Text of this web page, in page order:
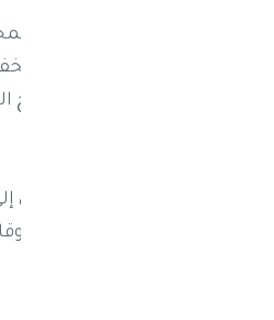
بشؤون الطقس تركي
بالتزامن مع تكاثر السحب
عمران وصنعاء، ما أتاح
هذه الظروف الجوية قد تؤدي
جديدة خلال الساعات المقبلة،